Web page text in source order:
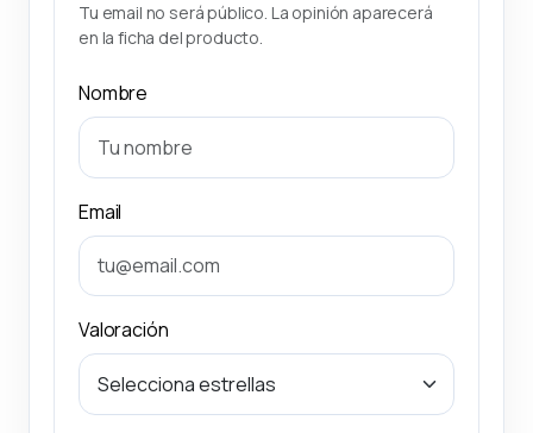
Tu email no será público. La opinión aparecerá
en la ficha del producto.
Nombre
Email
Valoración